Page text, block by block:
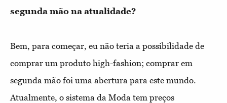
segunda mão na atualidade?
Bem, para começar, eu não teria a possibilidade de
comprar um produto high-fashion; comprar em
segunda mão foi uma abertura para este mundo.
Atualmente, o sistema da Moda tem preços